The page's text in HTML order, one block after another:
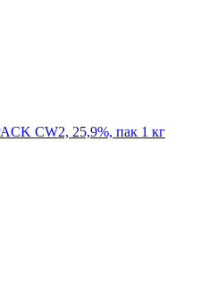
CW2, 25,9%, пак 1 кг